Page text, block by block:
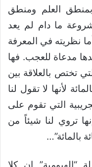
العلم ومنطق
ما دام لم يعد
نظريته في المعرفة
مدعاة للعجب. فها
تختص بالعلاقة بين
لأنها لا تقول لنا
التي تقوم على
تروي لنا شيئاً من
بالمائة”…